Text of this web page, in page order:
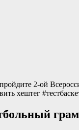
2-ой
хештег